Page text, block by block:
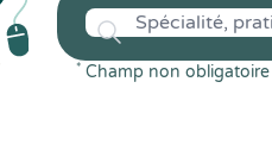
* Champ non